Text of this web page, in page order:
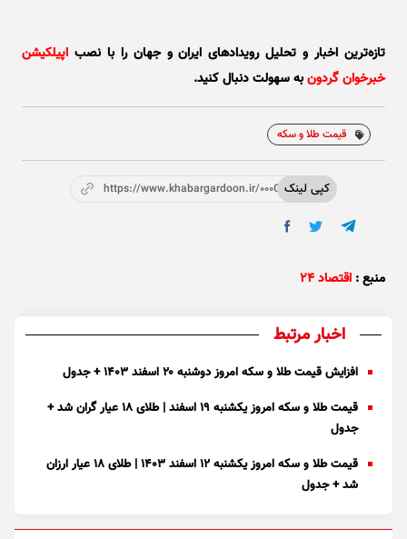
تازه‌ترین اخبار و تحلیل‌ رویدادهای ایران و جهان را با نصب اپیلکیشن
خبرخوان گردونبه سهولت دنبال کنید.
قیمت طلا و سکه
کپی لینکhttps://www.khabargardoon.ir/000Ora
منبع : اقتصاد ۲۴
اخبار مرتبط
افزایش قیمت طلا و سکه امروز دوشنبه ۲۰ اسفند ۱۴۰۳ + جدول
قیمت طلا و سکه امروز یکشنبه ۱۹ اسفند | طلای ۱۸ عیار گران شد +
جدول
قیمت طلا و سکه امروز یکشنبه ۱۲ اسفند ۱۴۰۳ | طلای ۱۸ عیار ارزان
شد + جدول